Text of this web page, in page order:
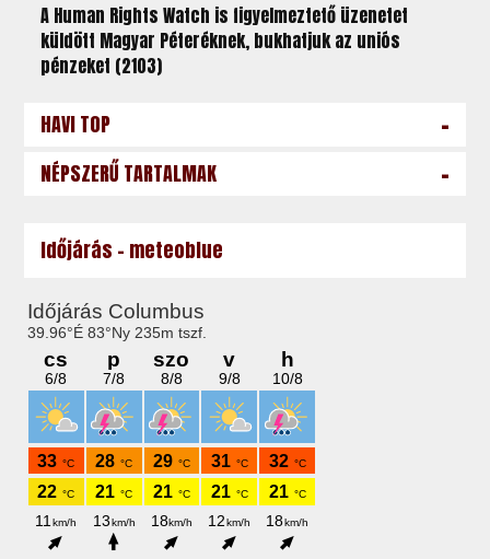
A Human Rights Watch is figyelmeztető üzenetet
küldött Magyar Péteréknek, bukhatjuk az uniós
pénzeket (2103)
HAVI TOP -
NÉPSZERŰ TARTALMAK -
Időjárás - meteoblue